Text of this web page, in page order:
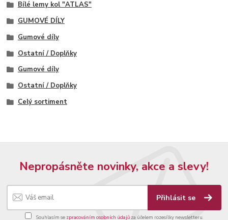
Bílé lemy kol "ATLAS"
GUMOVÉ DÍLY
Gumové díly
Ostatní / Doplňky
Gumové díly
Ostatní / Doplňky
Celý sortiment
Nepropásněte novinky, akce a slevy!
Přihlásit se
Souhlasím se zpracováním osobních údajůza účelem rozesílky newsletteru.